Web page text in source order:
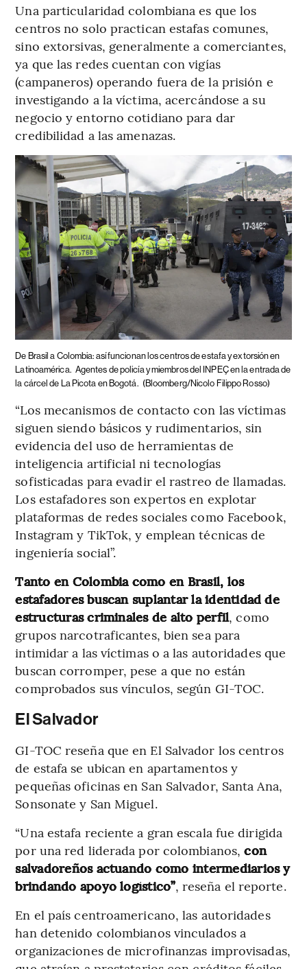
Una particularidad colombiana es que los
centros no solo practican estafas comunes,
sino extorsivas, generalmente a comerciantes,
ya que las redes cuentan con vigías
(campaneros) operando fuera de la prisión e
investigando a la víctima, acercándose a su
negocio y entorno cotidiano para dar
credibilidad a las amenazas.
De Brasil a Colombia: así funcionan los centros de estafa y extorsión en
Latinoamérica. Agentes de policía y miembros del INPEÇ en la entrada de
la cárcel de La Picota en Bogotá. (Bloomberg/Nicolo Filippo Rosso)
“Los mecanismos de contacto con las víctimas
siguen siendo básicos y rudimentarios, sin
evidencia del uso de herramientas de
inteligencia artificial ni tecnologías
sofisticadas para evadir el rastreo de llamadas.
Los estafadores son expertos en explotar
plataformas de redes sociales como Facebook,
Instagram y TikTok, y emplean técnicas de
ingeniería social”.
Tanto en Colombia como en Brasil, los
estafadores buscan suplantar la identidad de
estructuras criminales de alto perfil, como
grupos narcotraficantes, bien sea para
intimidar a las víctimas o a las autoridades que
buscan corromper, pese a que no están
comprobados sus vínculos, según GI-TOC.
El Salvador
GI-TOC reseña que en El Salvador los centros
de estafa se ubican en apartamentos y
pequeñas oficinas en San Salvador, Santa Ana,
Sonsonate y San Miguel.
“Una estafa reciente a gran escala fue dirigida
por una red liderada por colombianos, con
salvadoreños actuando como intermediarios y
brindando apoyo logístico”, reseña el reporte.
En el país centroamericano, las autoridades
han detenido colombianos vinculados a
organizaciones de microfinanzas improvisadas,